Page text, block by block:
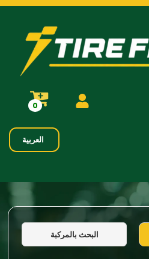
0
العربية
البحث بالمركبة